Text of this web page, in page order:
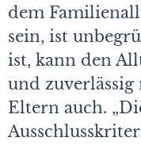
dem
sein, ist
ist, kann den
und zuverlässig
Eltern auch.